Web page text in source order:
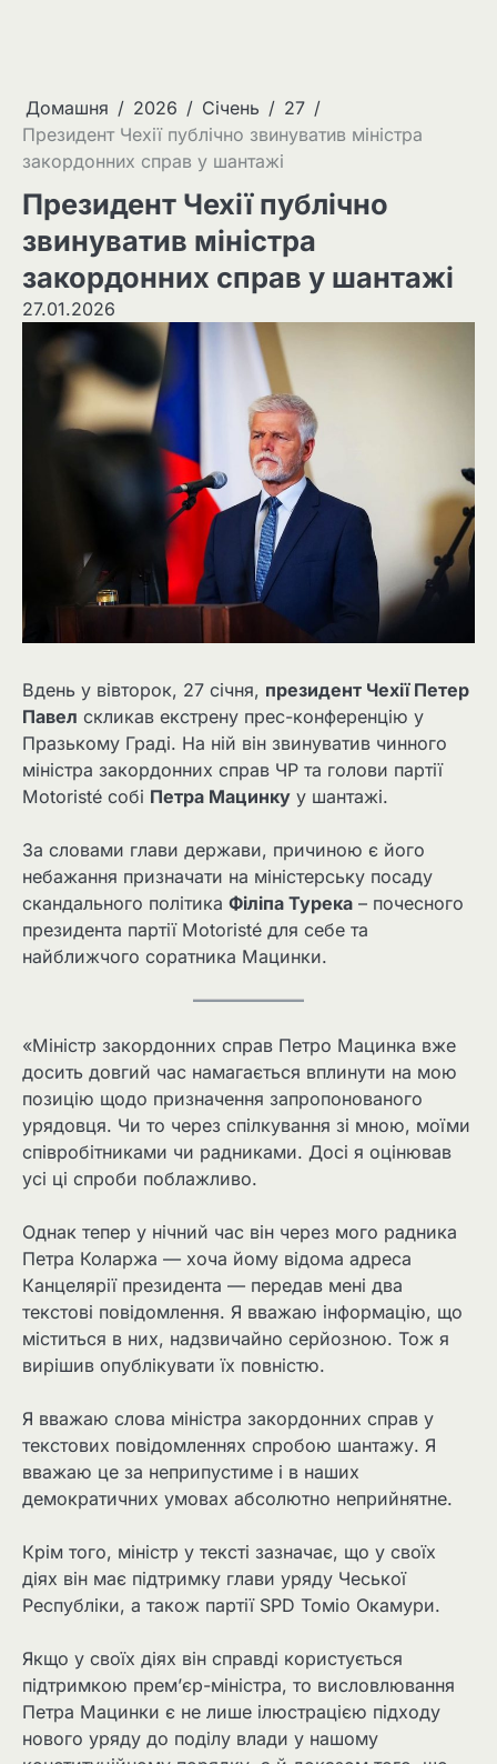
Домашня 2026 Січень
27
Президент Чехії публічно звинуватив міністра
закордонних справ у шантажі
Президент Чехії публічно
звинуватив міністра
закордонних справ у шантажі
27.01.2026
Вдень у вівторок, 27 січня, президент Чехії Петер
Павел скликав екстрену прес-конференцію у
Празькому Граді. На ній він звинуватив чинного
міністра закордонних справ ЧР та голови партії
Motoristé собі Петра Мацинку у шантажі.
За словами глави держави, причиною є його
небажання призначати на міністерську посаду
скандального політика Філіпа Турека – почесного
президента партії Motoristé для себе та
найближчого соратника Мацинки.
«Міністр закордонних справ Петро Мацинка вже
досить довгий час намагається вплинути на мою
позицію щодо призначення запропонованого
урядовця. Чи то через спілкування зі мною, моїми
співробітниками чи радниками. Досі я оцінював
усі ці спроби поблажливо.
Однак тепер у нічний час він через мого радника
Петра Коларжа — хоча йому відома адреса
Канцелярії президента — передав мені два
текстові повідомлення. Я вважаю інформацію, що
міститься в них, надзвичайно серйозною. Тож я
вирішив опублікувати їх повністю.
Я вважаю слова міністра закордонних справ у
текстових повідомленнях спробою шантажу. Я
вважаю це за неприпустиме і в наших
демократичних умовах абсолютно неприйнятне.
Крім того, міністр у тексті зазначає, що у своїх
діях він має підтримку глави уряду Чеської
Республіки, а також партії SPD Томіо Окамури.
Якщо у своїх діях він справді користується
підтримкою прем’єр-міністра, то висловлювання
Петра Мацинки є не лише ілюстрацією підходу
нового уряду до поділу влади у нашому